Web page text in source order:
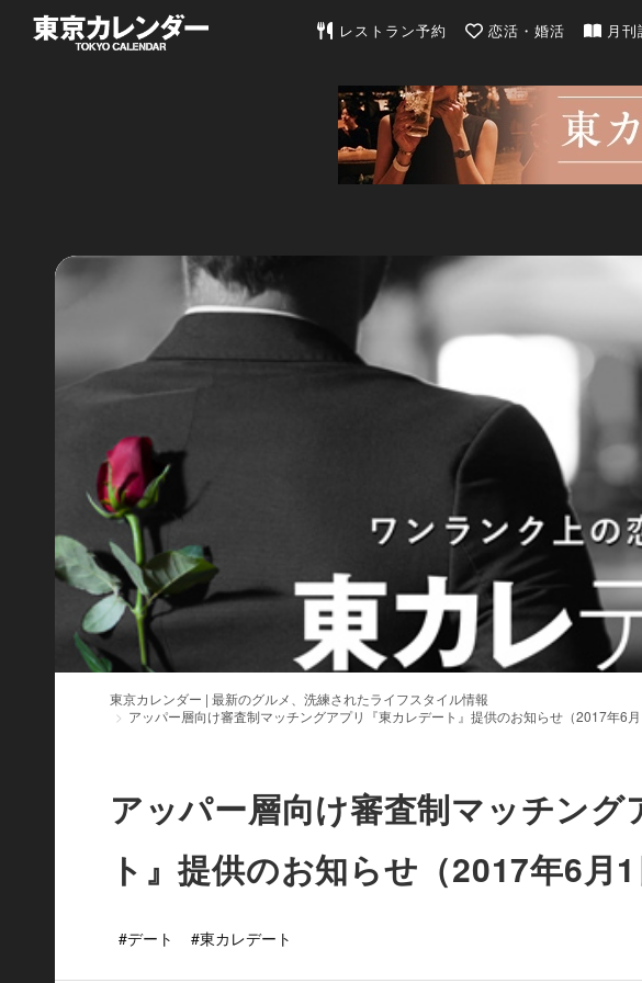
東京カレンダー | 最新のグルメ、洗練され
レストラン予約 恋活・婚活 月刊
東京カレンダー | 最新のグルメ、洗練されたライフスタイル情報
アッパー層向け審査制マッチングアプリ『東カレデート』提供のお知らせ（2017年6月
アッパー層向け審査制マッチン
ト』提供のお知らせ（2017年6月
#デート #東カレデート